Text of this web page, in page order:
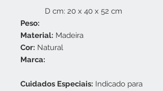
D cm: 20 x 40 x 52 cm
Peso:
Material: Madeira
Cor: Natural
Marca:
Cuidados Especiais: Indicado para